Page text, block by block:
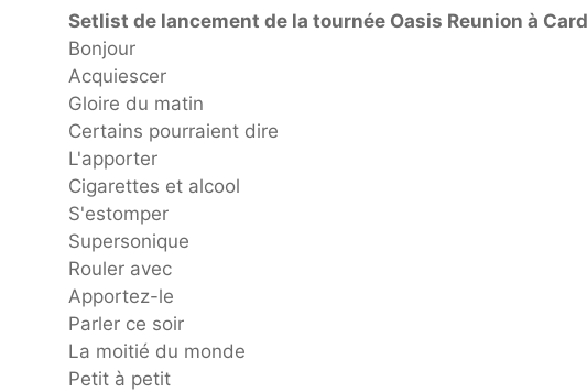
Setlist de lancement de la tournée Oasis Reunion à
Bonjour
Acquiescer
Gloire du matin
Certains pourraient dire
L'apporter
Cigarettes et alcool
S'estomper
Supersonique
Rouler avec
Apportez-le
Parler ce soir
La moitié du monde
Petit à petit